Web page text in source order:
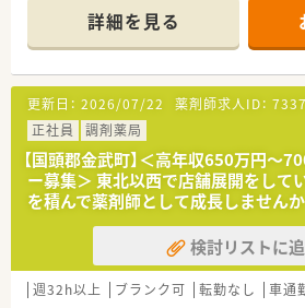
とノウハウを誇っています。
■日本に新薬開発の約80%に関わり、
製造・販売まで一気通貫の事業展開を
■人材育成にも力を入れており、様々
界内でも随一です。
＜代表的な業務＞
■治験コーディネーター業務
・被験者である患者さんへの治験内容
・患者さんのケア・相談対応
・治験担当医師の補助
・院内スタッフとの調整
・検査・投薬スケジュールの調整
・治験で得られるデータ管理 など
詳細を見る
更新日： 2026/07/22 薬剤師求人ID：
正社員
調剤薬局
【国頭郡金武町】＜高年収650万円～
ー募集＞ 東北以西で店舗展開をして
を積んで薬剤師として成長しませんか
検討リストに
週32h以上 ブランク可 転勤なし 車通